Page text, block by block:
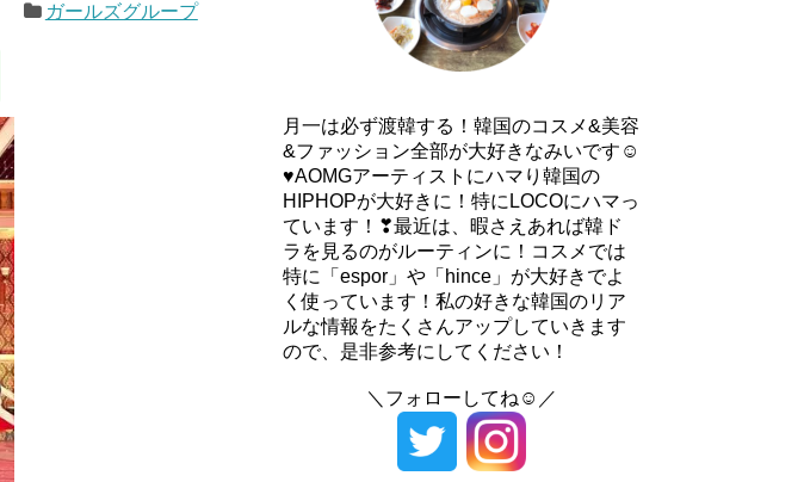
ガールズグループ
月一は必ず渡韓する！韓国のコスメ&美容
&ファッション全部が大好きなみいです☺
♥AOMGアーティストにハマり韓国の
HIPHOPが大好きに！特にLOCOにハマっ
ています！❣最近は、暇さえあれば韓ド
ラを見るのがルーティンに！コスメでは
特に「espor」や「hince」が大好きでよ
く使っています！私の好きな韓国のリア
ルな情報をたくさんアップしていきます
ので、是非参考にしてください！
＼フォローしてね☺／